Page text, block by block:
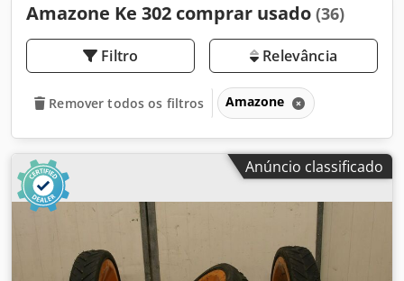
Amazone Ke 302 comprar usado (36)
Filtro Relevância
Remover todos os filtros Amazone
Anúncio classificado